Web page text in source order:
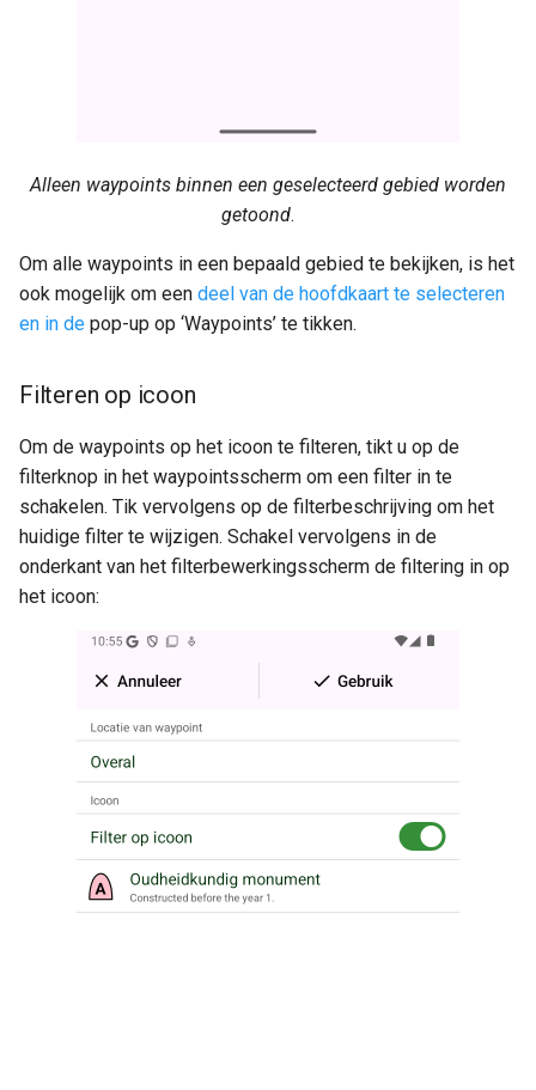
Alleen waypoints binnen een geselecteerd gebied worden
getoond.
Om alle waypoints in een bepaald gebied te bekijken, is het
ook mogelijk om een deel van de hoofdkaart te selecteren
en in de pop-up op ‘Waypoints’ te tikken.
Filteren op icoon
Om de waypoints op het icoon te filteren, tikt u op de
filterknop in het waypointsscherm om een filter in te
schakelen. Tik vervolgens op de filterbeschrijving om het
huidige filter te wijzigen. Schakel vervolgens in de
onderkant van het filterbewerkingsscherm de filtering in op
het icoon: